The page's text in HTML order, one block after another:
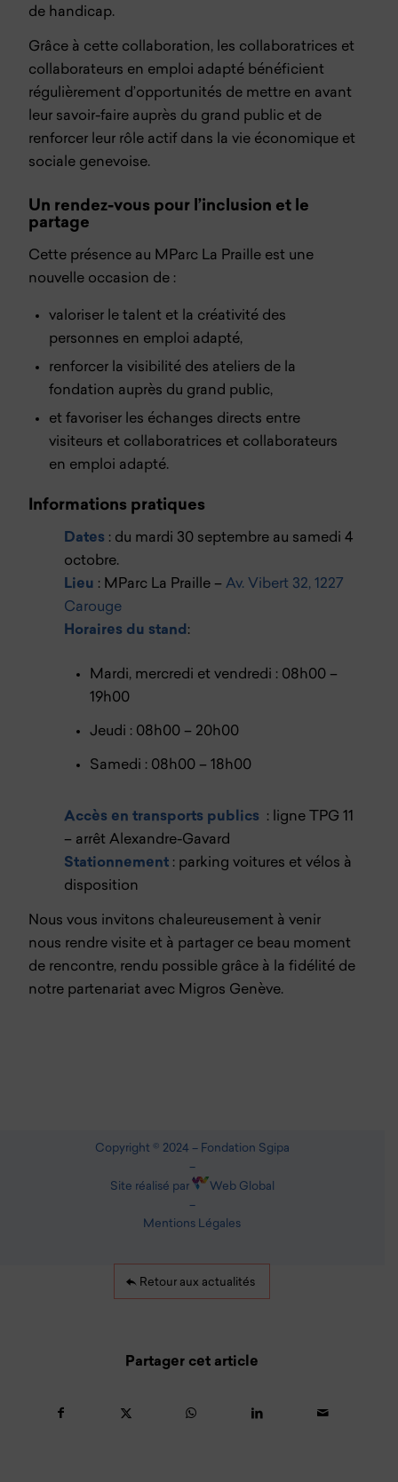
de handicap.
Grâce à cette collaboration, les collaboratrices et
collaborateurs en emploi adapté bénéficient
régulièrement d’opportunités de mettre en avant
leur savoir-faire auprès du grand public et de
renforcer leur rôle actif dans la vie économique et
sociale genevoise.
Un rendez-vous pour l’inclusion et le
partage
Cette présence au MParc La Praille est une
nouvelle occasion de :
valoriser le talent et la créativité des
personnes en emploi adapté,
renforcer la visibilité des ateliers de la
fondation auprès du grand public,
et favoriser les échanges directs entre
visiteurs et collaboratrices et collaborateurs
en emploi adapté.
Informations pratiques
Dates : du mardi 30 septembre au samedi 4
octobre.
Lieu : MParc La Praille –Av. Vibert 32, 1227
Carouge
Horaires du stand :
Mardi, mercredi et vendredi : 08h00 –
19h00
Jeudi : 08h00 – 20h00
Samedi : 08h00 – 18h00
Accès en transports publics : ligne TPG 11
– arrêt Alexandre-Gavard
Stationnement : parking voitures et vélos à
disposition
Nous vous invitons chaleureusement à venir
nous rendre visite et à partager ce beau moment
de rencontre, rendu possible grâce à la fidélité de
notre partenariat avec Migros Genève.
Copyright © 2024 – Fondation Sgipa
–
Site réalisé par
Web Global
–
Mentions Légales
Retour aux actualités
Partager cet article